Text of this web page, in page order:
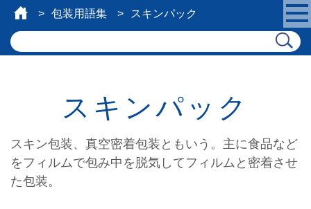
包装用語集 スキンパック
スキンパック
スキン包装、真空密着包装ともいう。主に食品など
をフィルムで包み中を脱気してフィルムと密着させ
た包装。